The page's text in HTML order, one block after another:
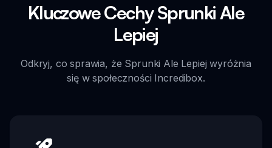
Kluczowe Cechy Sprunki Ale
Lepiej
Odkryj, co sprawia, że Sprunki Ale Lepiej wyróżnia
się w społeczności Incredibox.